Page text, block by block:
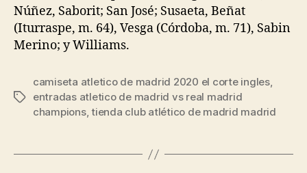
Núñez, Saborit; San José; Susaeta, Beñat
(Iturraspe, m. 64), Vesga (Córdoba, m. 71), Sabin
Merino; y Williams.
Etiquetas
camiseta atletico de madrid 2020 el corte ingles,
entradas atletico de madrid vs real madrid
champions,tienda club atlético de madrid madrid